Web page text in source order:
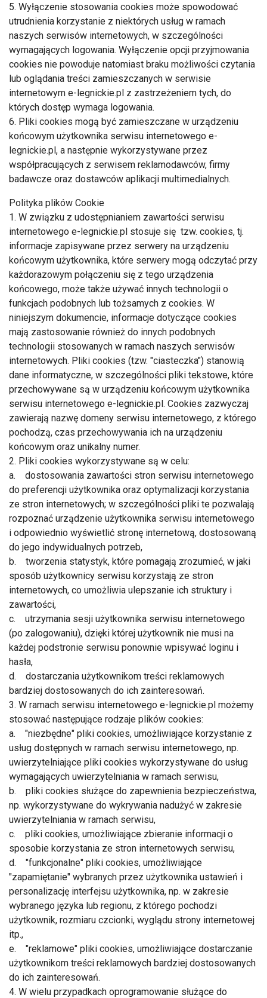
5. Wyłączenie stosowania cookies może spowodować
utrudnienia korzystanie z niektórych usług w ramach
naszych serwisów internetowych, w szczególności
wymagających logowania. Wyłączenie opcji przyjmowania
cookies nie powoduje natomiast braku możliwości czytania
lub oglądania treści zamieszczanych w serwisie
internetowym e-legnickie.pl z zastrzeżeniem tych, do
których dostęp wymaga logowania.
6. Pliki cookies mogą być zamieszczane w urządzeniu
końcowym użytkownika serwisu internetowego e-
legnickie.pl, a następnie wykorzystywane przez
współpracujących z serwisem reklamodawców, firmy
badawcze oraz dostawców aplikacji multimedialnych.
Polityka plików Cookie
1. W związku z udostępnianiem zawartości serwisu
internetowego e-legnickie.pl stosuje się tzw. cookies, tj.
informacje zapisywane przez serwery na urządzeniu
końcowym użytkownika, które serwery mogą odczytać przy
każdorazowym połączeniu się z tego urządzenia
końcowego, może także używać innych technologii o
funkcjach podobnych lub tożsamych z cookies. W
niniejszym dokumencie, informacje dotyczące cookies
mają zastosowanie również do innych podobnych
technologii stosowanych w ramach naszych serwisów
internetowych. Pliki cookies (tzw. "ciasteczka") stanowią
dane informatyczne, w szczególności pliki tekstowe, które
przechowywane są w urządzeniu końcowym użytkownika
serwisu internetowego e-legnickie.pl. Cookies zazwyczaj
zawierają nazwę domeny serwisu internetowego, z którego
pochodzą, czas przechowywania ich na urządzeniu
końcowym oraz unikalny numer.
2. Pliki cookies wykorzystywane są w celu:
a. dostosowania zawartości stron serwisu internetowego
do preferencji użytkownika oraz optymalizacji korzystania
ze stron internetowych; w szczególności pliki te pozwalają
rozpoznać urządzenie użytkownika serwisu internetowego
i odpowiednio wyświetlić stronę internetową, dostosowaną
do jego indywidualnych potrzeb,
b. tworzenia statystyk, które pomagają zrozumieć, w jaki
sposób użytkownicy serwisu korzystają ze stron
internetowych, co umożliwia ulepszanie ich struktury i
zawartości,
c. utrzymania sesji użytkownika serwisu internetowego
(po zalogowaniu), dzięki której użytkownik nie musi na
każdej podstronie serwisu ponownie wpisywać loginu i
hasła,
d. dostarczania użytkownikom treści reklamowych
bardziej dostosowanych do ich zainteresowań.
3. W ramach serwisu internetowego e-legnickie.pl możemy
stosować następujące rodzaje plików cookies:
a. "niezbędne" pliki cookies, umożliwiające korzystanie z
usług dostępnych w ramach serwisu internetowego, np.
uwierzytelniające pliki cookies wykorzystywane do usług
wymagających uwierzytelniania w ramach serwisu,
b. pliki cookies służące do zapewnienia bezpieczeństwa,
np. wykorzystywane do wykrywania nadużyć w zakresie
uwierzytelniania w ramach serwisu,
c. pliki cookies, umożliwiające zbieranie informacji o
sposobie korzystania ze stron internetowych serwisu,
d. "funkcjonalne" pliki cookies, umożliwiające
"zapamiętanie" wybranych przez użytkownika ustawień i
personalizację interfejsu użytkownika, np. w zakresie
wybranego języka lub regionu, z którego pochodzi
użytkownik, rozmiaru czcionki, wyglądu strony internetowej
itp.,
e. "reklamowe" pliki cookies, umożliwiające dostarczanie
użytkownikom treści reklamowych bardziej dostosowanych
do ich zainteresowań.
4. W wielu przypadkach oprogramowanie służące do